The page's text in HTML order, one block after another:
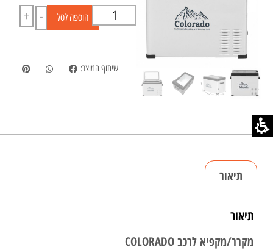
-
+ הוספה לסל
שיתוף המוצר:
תיאור
תיאור
מקרר/מקפיא לרכב COLORADO